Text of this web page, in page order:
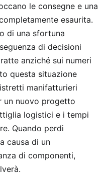
le consegne e una
esaurita.
di una sfortuna
di decisioni
anziché sui numeri
questa situazione
manifatturieri
un nuovo progetto
logistici e i tempi
Quando perdi
causa di un
di componenti,